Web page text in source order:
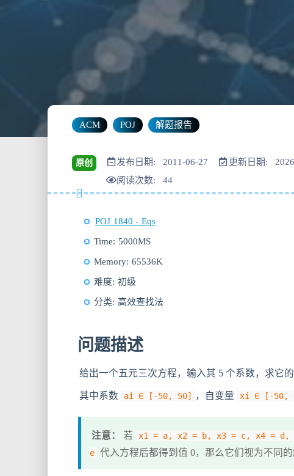
ACM POJ 解题报告
原创 发布日期: 2011-06-27 更新日期:
阅读次数:44
POJ 1840 - Eqs
Time: 5000MS
Memory: 65536K
难度: 初级
分类: 高效查找法
问题描述
给出一个五元三次方程，输入其 5 个系数，求它的
其中系数 ai ∈ [-50, 50] ，自变量 xi ∈ [-50,
注意： 若 x1 = a, x2 = b, x3 = c, x4 = d,
e 代入方程后都得到值 0，那么它们视为不同的